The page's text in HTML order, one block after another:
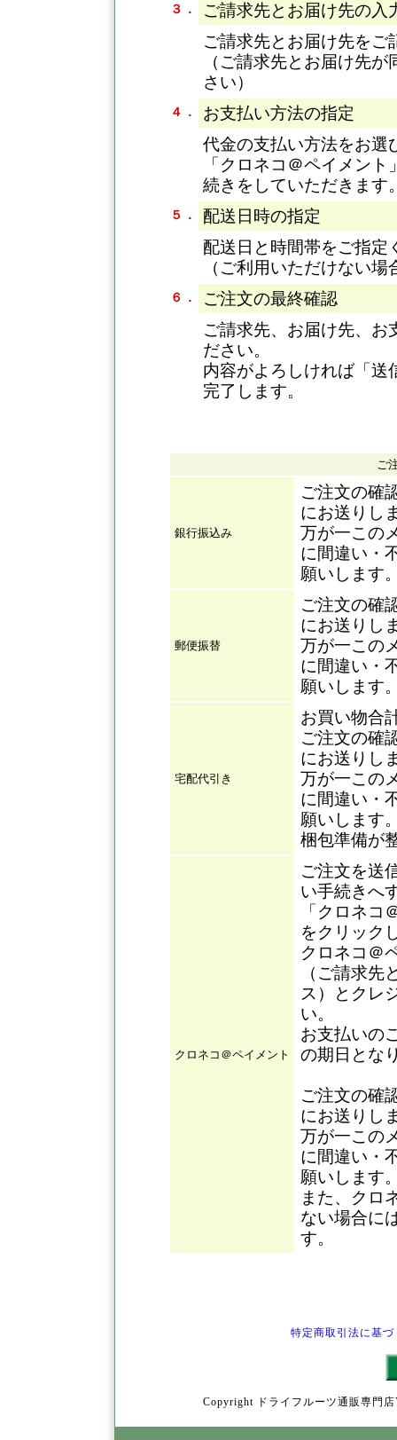
３．
ご請求先とお届け先の入
ご請求先とお届け先をご
（ご請求先とお届け先
さい）
４．
お支払い方法の指定
代金の支払い方法をお選
「クロネコ＠ペイメント
続きをしていただきます
５．
配送日時の指定
配送日と時間帯をご指定
（ご利用いただけない
６．
ご注文の最終確認
ご請求先、お届け先、お
ださい。
内容がよろしければ「送
完了します。
ご
銀行振込み
ご注文の確
にお送りし
万が一この
に間違い・
願いします
郵便振替
ご注文の確
にお送りし
万が一この
に間違い・
願いします
宅配代引き
お買い物合
ご注文の確
にお送りし
万が一この
に間違い・
願いします
梱包準備が
クロネコ＠ペイメント
ご注文を送
い手続きへ
「クロネコ
をクリック
クロネコ＠
（ご請求先
ス）とクレ
い。
お支払いの
の期日とな
ご注文の確
にお送りし
万が一この
に間違い・
願いします
また、クロ
ない場合に
す。
特定商取引法に基づ
Copyright ドライフルーツ通販専門